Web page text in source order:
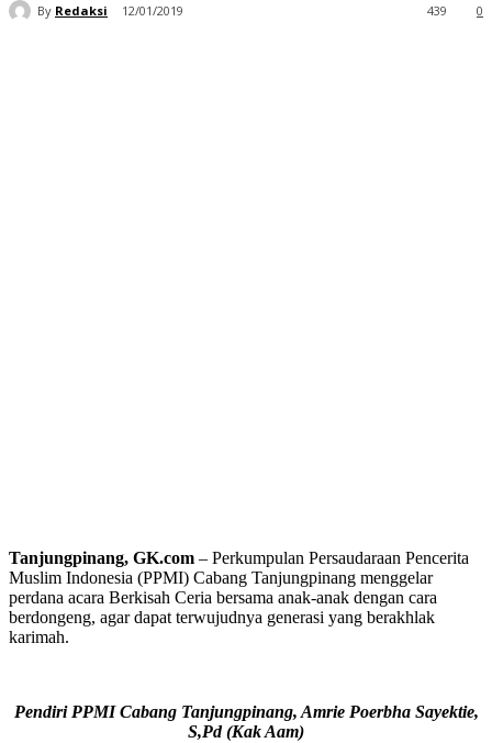
By Redaksi 12/01/2019 0
439
Tanjungpinang, GK.com – Perkumpulan Persaudaraan Pencerita
Muslim Indonesia (PPMI) Cabang Tanjungpinang menggelar
perdana acara Berkisah Ceria bersama anak-anak dengan cara
berdongeng, agar dapat terwujudnya generasi yang berakhlak
karimah.
Pendiri PPMI Cabang Tanjungpinang, Amrie Poerbha Sayektie,
S,Pd (Kak Aam)